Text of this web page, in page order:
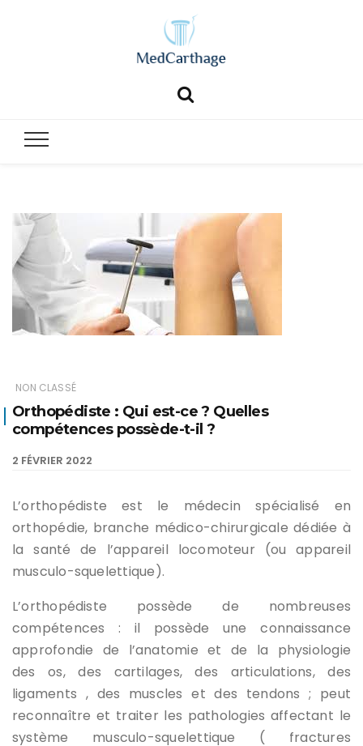
MedCarthage pour chirurgie générale et esthétique
NON CLASSÉ
Orthopédiste : Qui est-ce ? Quelles
compétences possède-t-il ?
2 FÉVRIER 2022
L’orthopédiste est le médecin spécialisé en
orthopédie, branche médico-chirurgicale dédiée à
la santé de l’appareil locomoteur (ou appareil
musculo-squelettique).
L’orthopédiste possède de nombreuses
compétences : il possède une connaissance
approfondie de l’anatomie et de la physiologie
des os, des cartilages, des articulations, des
ligaments , des muscles et des tendons ; peut
reconnaître et traiter les pathologies affectant le
système musculo-squelettique ( fractures